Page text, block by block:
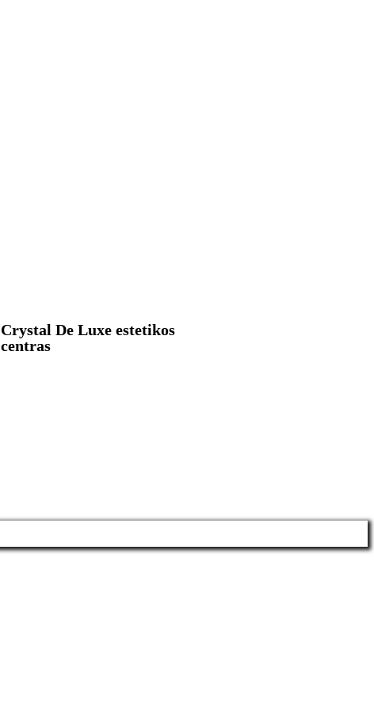
Crystal De Luxe estetikos
centras